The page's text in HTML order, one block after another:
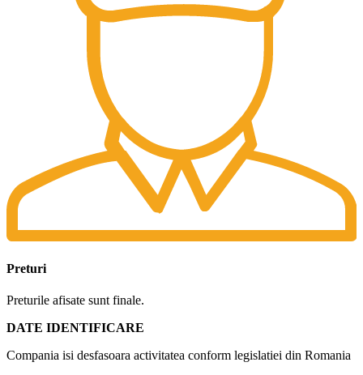
Preturi
Preturile afisate sunt finale.
DATE IDENTIFICARE
Compania isi desfasoara activitatea conform legislatiei din Romania